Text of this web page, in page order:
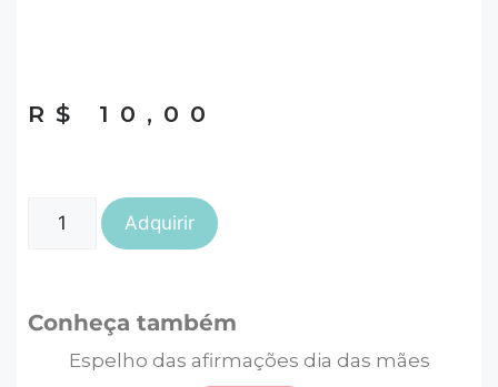
R$ 10,00
Adquirir
Conheça também
Espelho das afirmações dia das mães